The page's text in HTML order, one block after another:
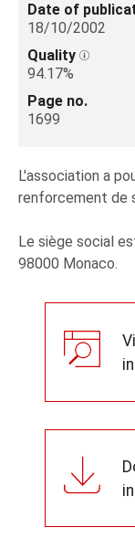
Date of
18/10/2002
Quality
94.17%
Page no.
1699
L'association a
renforcement de
Le siège social
98000 Monaco.